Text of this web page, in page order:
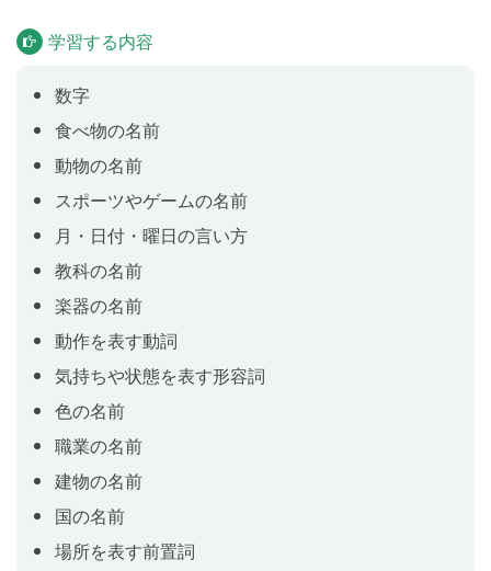
Lesson 10 曜日を使って，時間割の質問をしよ
Lesson 11 どのような授業があるかを答えよう
Lesson 12
自分の好きな科目と，好きではない
科目を言ってみよう
Lesson 13 ピアノがひけると言ってみよう
Lesson 14 学校の時間割の話をしよう
Lesson 15 周りの人ができることを話そう
学習する内容
数字
食べ物の名前
動物の名前
スポーツやゲームの名前
月・日付・曜日の言い方
教科の名前
楽器の名前
動作を表す動詞
気持ちや状態を表す形容詞
色の名前
職業の名前
建物の名前
国の名前
場所を表す前置詞